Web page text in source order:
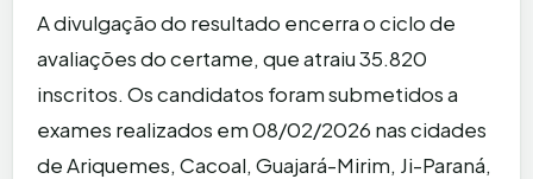
A divulgação do resultado encerra o ciclo de
avaliações do certame, que atraiu 35.820
inscritos. Os candidatos foram submetidos a
exames realizados em 08/02/2026 nas cidades
de Ariquemes, Cacoal, Guajará-Mirim, Ji-Paraná,